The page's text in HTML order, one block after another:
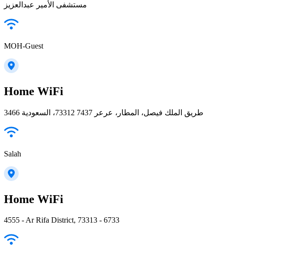
مستشفى الأمير عبدالعزيز
MOH-Guest
Home WiFi
3466 طريق الملك فيصل، المطار، عرعر 73312 7437، السعودية
Salah
Home WiFi
4555 - Ar Rifa District, 73313 - 6733